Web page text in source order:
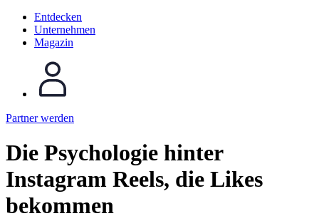
Entdecken
Unternehmen
Magazin
Partner werden
Die Psychologie hinter
Instagram Reels, die Likes
bekommen